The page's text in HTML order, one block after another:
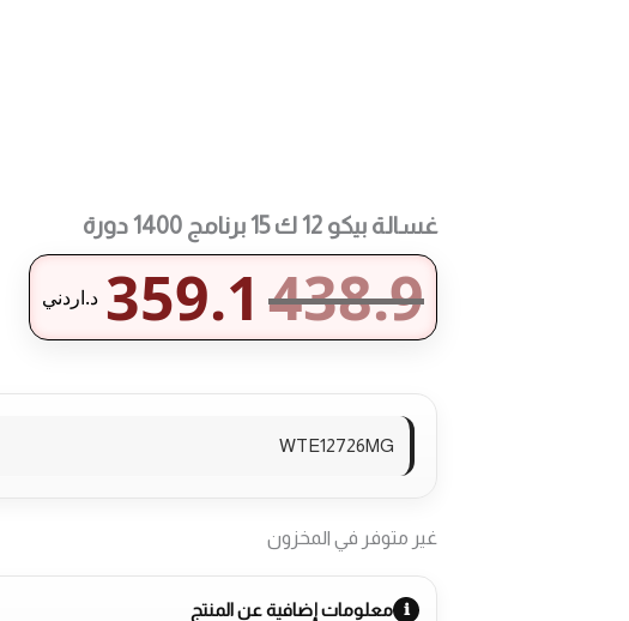
غسالة بيكو 12 ك 15 برنامج 1400 دورة
438.9
359.1 د.اردني
WTE12726MG
غير متوفر في المخزون
معلومات إضافية عن المنتج